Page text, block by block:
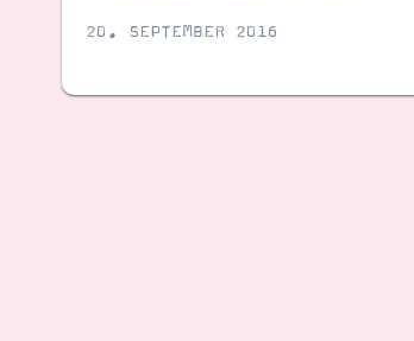
20. SEPTEMBER 2016